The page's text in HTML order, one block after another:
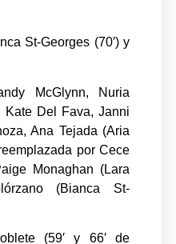
St-Georges (70′) y
McGlynn, Nuria
Kate Del Fava, Janni
Ana Tejada (Aria
por Cece
Monaghan (Lara
(Bianca St-
(59′ y 66′ de